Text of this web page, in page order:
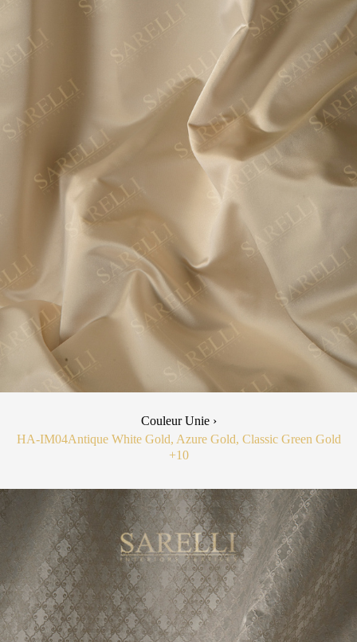
Couleur Unie ›
HA-IM04Antique White Gold, Azure Gold, Classic Green Gold
+10